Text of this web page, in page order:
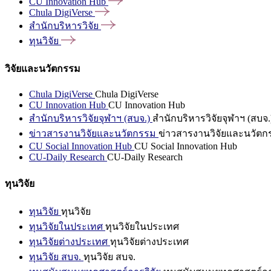
Chula DigiVerse
สำนักบริหารวิจัย
ทุนวิจัย
วิจัยและนวัตกรรม
Chula DigiVerse Chula DigiVerse
CU Innovation Hub CU Innovation Hub
สำนักบริหารวิจัยจุฬาฯ (สบจ.) สำนักบริหารวิจัยจุฬาฯ (สบจ
ข่าวสารงานวิจัยและนวัตกรรม ข่าวสารงานวิจัยและนวัตก
CU Social Innovation Hub CU Social Innovation Hub
CU-Daily Research CU-Daily Research
ทุนวิจัย
ทุนวิจัย ทุนวิจัย
ทุนวิจัยในประเทศ ทุนวิจัยในประเทศ
ทุนวิจัยต่างประเทศ ทุนวิจัยต่างประเทศ
ทุนวิจัย สบจ. ทุนวิจัย สบจ.